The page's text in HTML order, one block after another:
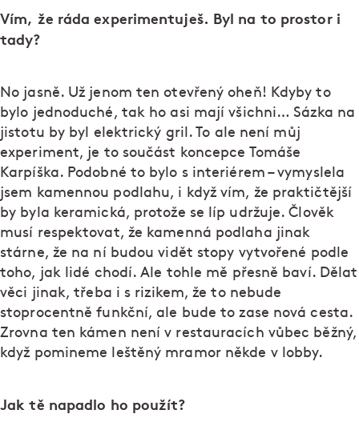
Vím, že ráda experimentuješ. Byl na to prostor i
tady?
No jasně. Už jenom ten otevřený oheň! Kdyby to
bylo jednoduché, tak ho asi mají všichni… Sázka na
jistotu by byl elektrický gril. To ale není můj
experiment, je to součást koncepce Tomáše
Karpíška. Podobné to bylo s interiérem – vymyslela
jsem kamennou podlahu, i když vím, že praktičtější
by byla keramická, protože se líp udržuje. Člověk
musí respektovat, že kamenná podlaha jinak
stárne, že na ní budou vidět stopy vytvořené podle
toho, jak lidé chodí. Ale tohle mě přesně baví. Dělat
věci jinak, třeba i s rizikem, že to nebude
stoprocentně funkční, ale bude to zase nová cesta.
Zrovna ten kámen není v restauracích vůbec běžný,
když pomineme leštěný mramor někde v lobby.
Jak tě napadlo ho použít?